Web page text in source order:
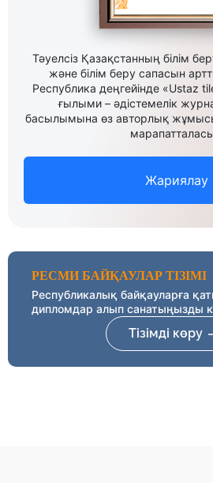
Тәуелсіз Қазақстанның білім
және білім беру сапасын
Республика деңгейінде «Ustaz
ғылыми – әдістемелік
басылымына өз авторлық
Жариялау
РЕСМИ БАЙҚАУЛАР ТІЗІМІ
Республикалық байқауларға
дипломдар алып санатыңызды
Тізімді көру